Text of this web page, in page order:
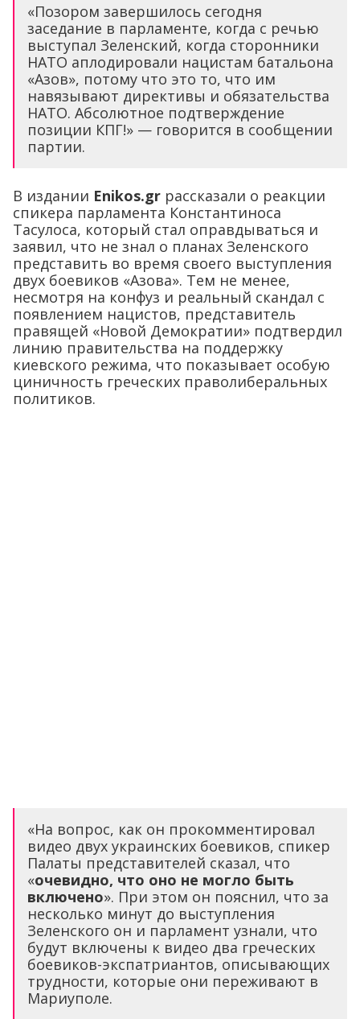
«Позором завершилось сегодня
заседание в парламенте, когда с речью
выступал Зеленский, когда сторонники
НАТО аплодировали нацистам батальона
«Азов», потому что это то, что им
навязывают директивы и обязательства
НАТО. Абсолютное подтверждение
позиции КПГ!» — говорится в сообщении
партии.
В издании Enikos.gr рассказали о реакции
спикера парламента Константиноса
Тасулоса, который стал оправдываться и
заявил, что не знал о планах Зеленского
представить во время своего выступления
двух боевиков «Азова». Тем не менее,
несмотря на конфуз и реальный скандал с
появлением нацистов, представитель
правящей «Новой Демократии» подтвердил
линию правительства на поддержку
киевского режима, что показывает особую
циничность греческих праволиберальных
политиков.
«На вопрос, как он прокомментировал
видео двух украинских боевиков, спикер
Палаты представителей сказал, что
«очевидно, что оно не могло быть
включено». При этом он пояснил, что за
несколько минут до выступления
Зеленского он и парламент узнали, что
будут включены к видео два греческих
боевиков-экспатриантов, описывающих
трудности, которые они переживают в
Мариуполе.